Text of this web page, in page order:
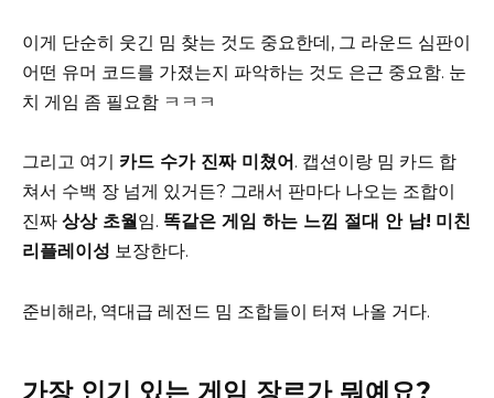
이게 단순히 웃긴 밈 찾는 것도 중요한데, 그 라운드 심판이
어떤 유머 코드를 가졌는지 파악하는 것도 은근 중요함. 눈
치 게임 좀 필요함 ㅋㅋㅋ
그리고 여기 카드 수가 진짜 미쳤어 . 캡션이랑 밈 카드 합
쳐서 수백 장 넘게 있거든? 그래서 판마다 나오는 조합이
진짜 상상 초월 임. 똑같은 게임 하는 느낌 절대 안 남! 미친
리플레이성 보장한다.
준비해라, 역대급 레전드 밈 조합들이 터져 나올 거다.
가장 인기 있는 게임 장르가 뭐예요?